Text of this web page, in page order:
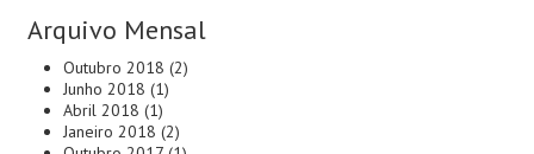
Arquivo Mensal
Outubro 2018 (2)
Junho 2018 (1)
Abril 2018 (1)
Janeiro 2018 (2)